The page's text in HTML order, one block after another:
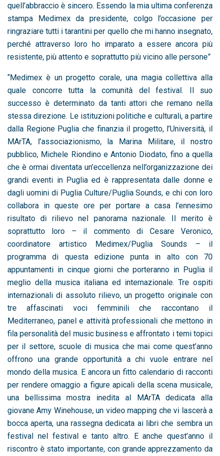
quell’abbraccio è sincero. Essendo la mia ultima conferenza
stampa Medimex da presidente, colgo l’occasione per
ringraziare tutti i tarantini per quello che mi hanno insegnato,
perché attraverso loro ho imparato a essere ancora più
resistente, più attento e soprattutto più vicino alle persone”
“Medimex è un progetto corale, una magia collettiva alla
quale concorre tutta la comunità del festival. Il suo
successo è determinato da tanti attori che remano nella
stessa direzione. Le istituzioni politiche e culturali, a partire
dalla Regione Puglia che finanzia il progetto, l’Università, il
MArTA, l’associazionismo, la Marina Militare, il nostro
pubblico, Michele Riondino e Antonio Diodato, fino a quella
che è ormai diventata un’eccellenza nell’organizzazione dei
grandi eventi in Puglia ed è rappresentata dalle donne e
dagli uomini di Puglia Culture/Puglia Sounds, e chi con loro
collabora in queste ore per portare a casa l’ennesimo
risultato di rilievo nel panorama nazionale. Il merito è
soprattutto loro – il commento di Cesare Veronico,
coordinatore artistico Medimex/Puglia Sounds – il
programma di questa edizione punta in alto con 70
appuntamenti in cinque giorni che porteranno in Puglia il
meglio della musica italiana ed internazionale. Tre ospiti
internazionali di assoluto rilievo, un progetto originale con
tre affascinati voci femminili che raccontano il
Mediterraneo, panel e attività professionali che mettono in
fila personalità del music business e affrontato i temi topici
per il settore, scuole di musica che mai come quest’anno
offrono una grande opportunità a chi vuole entrare nel
mondo della musica. E ancora un fitto calendario di racconti
per rendere omaggio a figure apicali della scena musicale,
una bellissima mostra inedita al MArTA dedicata alla
giovane Amy Winehouse, un video mapping che vi lascerà a
bocca aperta, una rassegna dedicata ai libri che sembra un
festival nel festival e tanto altro. E anche quest’anno il
riscontro è stato importante, con grande apprezzamento da